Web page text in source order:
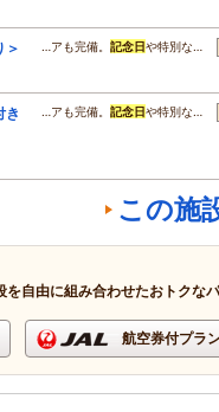
＞ …アも完備。 記念日や特別な…
き
…アも完備。 記念日や特別な…
この施
を自由に組み合わせたおトクな
航空券付プラ